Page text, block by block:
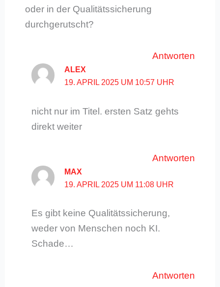
oder in der Qualitätssicherung
durchgerutscht?
Antworten
ALEX
19. APRIL 2025 UM 10:57 UHR
nicht nur im Titel. ersten Satz gehts
direkt weiter
Antworten
MAX
19. APRIL 2025 UM 11:08 UHR
Es gibt keine Qualitätssicherung,
weder von Menschen noch KI.
Schade…
Antworten